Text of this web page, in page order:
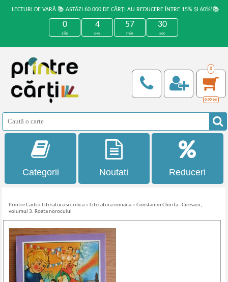
LECTURI DE VARĂ 📚 ASTĂZI 60.000 DE CĂRȚI AU REDUCERE ÎNTRE 15% ȘI 60%!📚
0
zile
4
ore
57
min
30
sec
0
0,00 Lei
Categorii Noutati Reduceri
Printre Carti » Literatura si critica » Literatura romana »Constantin Chirita - Ciresarii,
volumul 3. Roata norocului